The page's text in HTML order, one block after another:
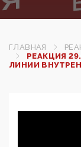
ГЛАВНАЯ
РЕАКЦИЯ
ЛИНИИ